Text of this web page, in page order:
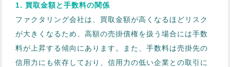
1. 買取金額と手数料の関係
ファクタリング会社は、買取金額が高くなるほどリスク
が大きくなるため、高額の売掛債権を扱う場合には手数
料が上昇する傾向にあります。また、手数料は売掛先の
信用力にも依存しており、信用力の低い企業との取引に